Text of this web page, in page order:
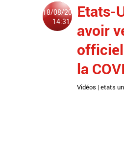
18/08/2021
14:31
Etats-
avoir
la
Vidéos | etats